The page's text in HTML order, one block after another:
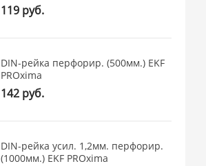
119 руб.
DIN-рейка перфорир. (500мм.) EKF
PROxima
142 руб.
DIN-рейка усил. 1,2мм. перфорир.
(1000мм.) EKF PROxima